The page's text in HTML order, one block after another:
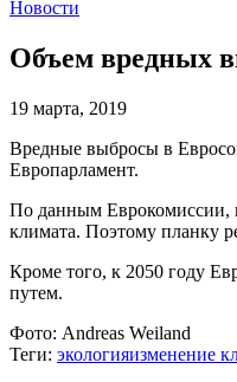
Новости
Объем вредных
19 марта, 2019
Вредные выбросы в
Европарламент.
По данным Еврокомиссии,
климата. Поэтому планку
Кроме того, к 2050 году
путем.
Фото: Andreas Weiland
Теги: экологияизменение